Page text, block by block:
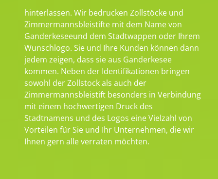
hinterlassen. Wir bedrucken Zollstöcke und
Zimmermannsbleistifte mit dem Name von
Ganderkeseeund dem Stadtwappen oder Ihrem
Wunschlogo. Sie und Ihre Kunden können dann
jedem zeigen, dass sie aus Ganderkesee
kommen. Neben der Identifikationen bringen
sowohl der Zollstock als auch der
Zimmermannsbleistift besonders in Verbindung
mit einem hochwertigen Druck des
Stadtnamens und des Logos eine Vielzahl von
Vorteilen für Sie und Ihr Unternehmen, die wir
Ihnen gern alle verraten möchten.